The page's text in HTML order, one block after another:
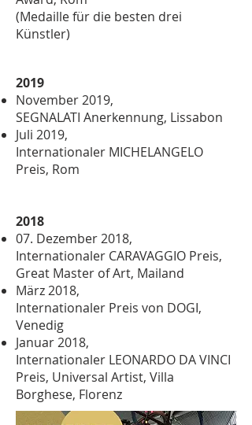
(Medaille für die besten drei
Künstler)
2019
November 2019,
SEGNALATI Anerkennung, Lissabon
Juli 2019,
Internationaler MICHELANGELO
Preis, Rom
2018
07. Dezember 2018,
Internationaler CARAVAGGIO Preis,
Great Master of Art, Mailand
März 2018,
Internationaler Preis von DOGI,
Venedig
Januar 2018,
Internationaler LEONARDO DA VINCI
Preis, Universal Artist, Villa
Borghese, Florenz